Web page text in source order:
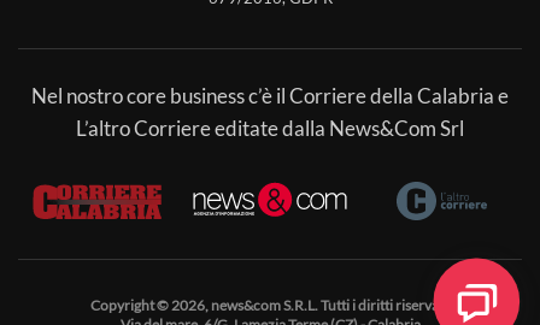
Nel nostro core business c’è il Corriere della Calabria e
L’altro Corriere editate dalla News&Com Srl
Copyright © 2026, news&com S.R.L. Tutti i diritti riservati.